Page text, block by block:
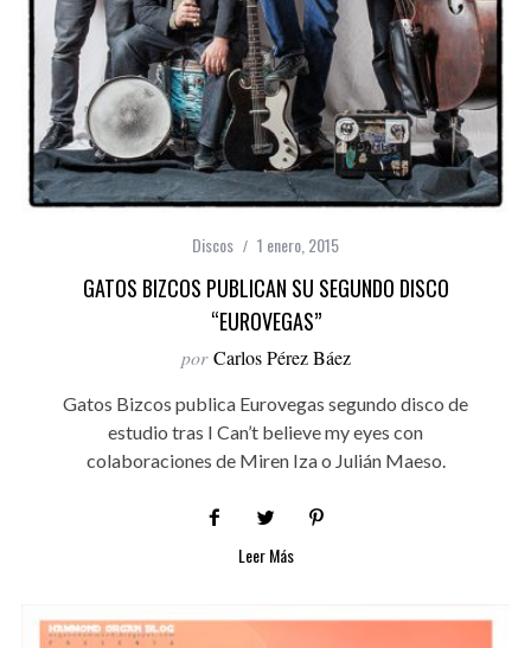
Discos 1 enero, 2015
GATOS BIZCOS PUBLICAN SU SEGUNDO DISCO
“EUROVEGAS”
por Carlos Pérez Báez
Gatos Bizcos publica Eurovegas segundo disco de
estudio tras I Can’t believe my eyes con
colaboraciones de Miren Iza o Julián Maeso.
Leer Más